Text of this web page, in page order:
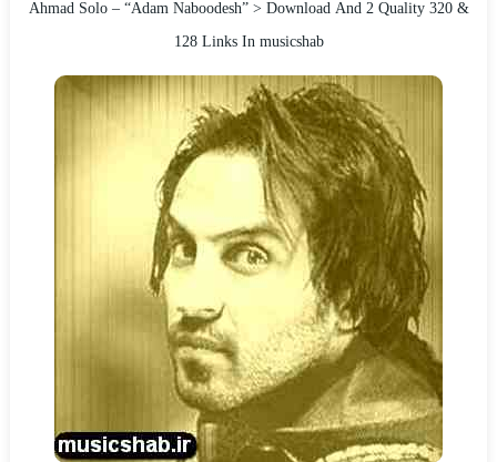
Ahmad Solo – “Adam Naboodesh” > Download And 2 Quality 320 &
128 Links In musicshab